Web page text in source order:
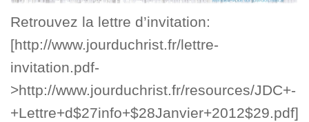
Retrouvez la lettre d’invitation:
[http://www.jourduchrist.fr/lettre-
invitation.pdf-
>http://www.jourduchrist.fr/resources/JDC+-
+Lettre+d$27info+$28Janvier+2012$29.pdf]